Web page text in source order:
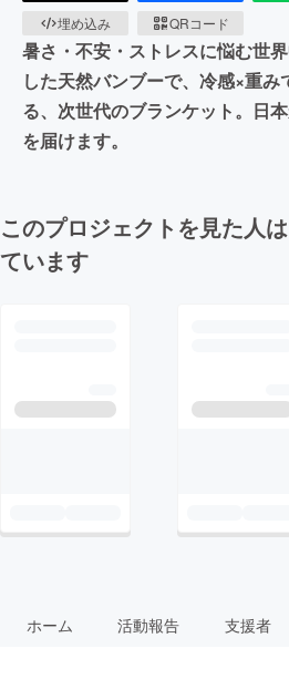
埋め込み
QRコード
暑さ・不安・ストレスに悩む世
した天然バンブーで、冷感×重み
る、次世代のブランケット。日
を届けます。
このプロジェクトを見た人
ています
ホーム 活動報告 支援者